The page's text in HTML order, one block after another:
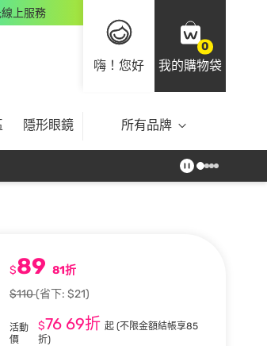
上服務
嗨！您好
0
我的購物袋
隱形眼鏡 所有品牌
$89 81折
$110(省下: $21)
活動
價
$7669折 起 (不限金額結帳享85
折)